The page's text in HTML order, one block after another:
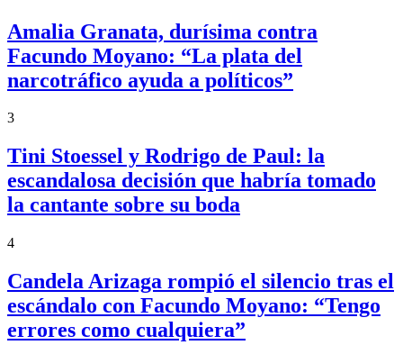
Amalia Granata, durísima contra
Facundo Moyano: “La plata del
narcotráfico ayuda a políticos”
3
Tini Stoessel y Rodrigo de Paul: la
escandalosa decisión que habría tomado
la cantante sobre su boda
4
Candela Arizaga rompió el silencio tras el
escándalo con Facundo Moyano: “Tengo
errores como cualquiera”